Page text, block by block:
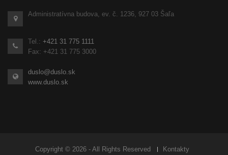
Administratívna budova, ev. č. 1236, 927 03 Šaľa
Tel.: +421 31 775 1111
Fax: +421 31 775 3000
duslo@duslo.sk
www.duslo.sk
Copyright © 2026 - All Rights Reserved Kontakty